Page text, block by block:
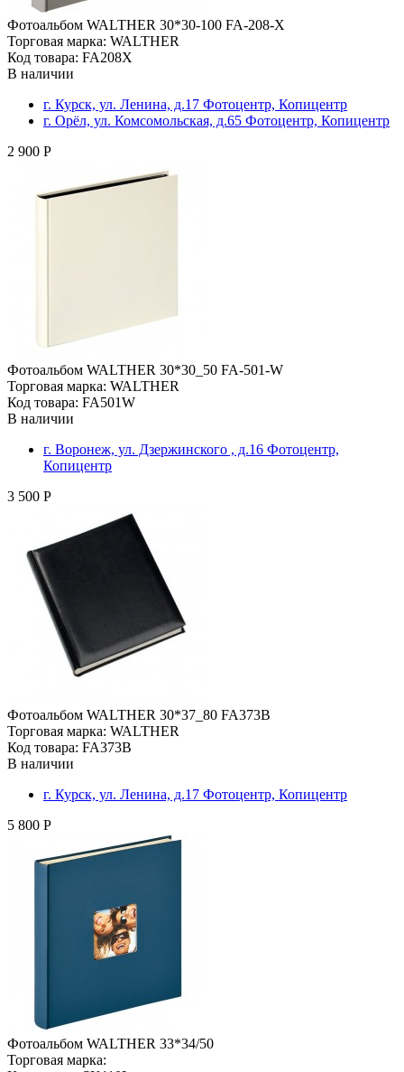
Фотоальбом WALTHER 30*30-100 FA-208-X
Торговая марка: WALTHER
Код товара: FA208X
В наличии
г. Курск, ул. Ленина, д.17 Фотоцентр, Копицентр
г. Орёл, ул. Комсомольская, д.65 Фотоцентр, Копицентр
2 900 Р
Фотоальбом WALTHER 30*30_50 FA-501-W
Торговая марка: WALTHER
Код товара: FA501W
В наличии
г. Воронеж, ул. Дзержинского , д.16 Фотоцентр,
Копицентр
3 500 Р
Фотоальбом WALTHER 30*37_80 FA373B
Торговая марка: WALTHER
Код товара: FA373B
В наличии
г. Курск, ул. Ленина, д.17 Фотоцентр, Копицентр
5 800 Р
Фотоальбом WALTHER 33*34/50
Торговая марка: